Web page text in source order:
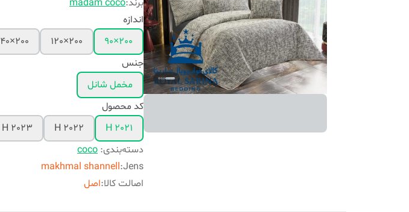
برند:madam coco
اندازه
200×90
200×120
200×140
جنس
مخمل شانل
کد محصول
H 2021
H 2022
H 2023
دسته‌بندی:
coco
Jens
:
makhmal shannell
اصالت کالا:اصل